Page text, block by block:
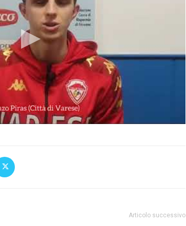
Articolo successivo